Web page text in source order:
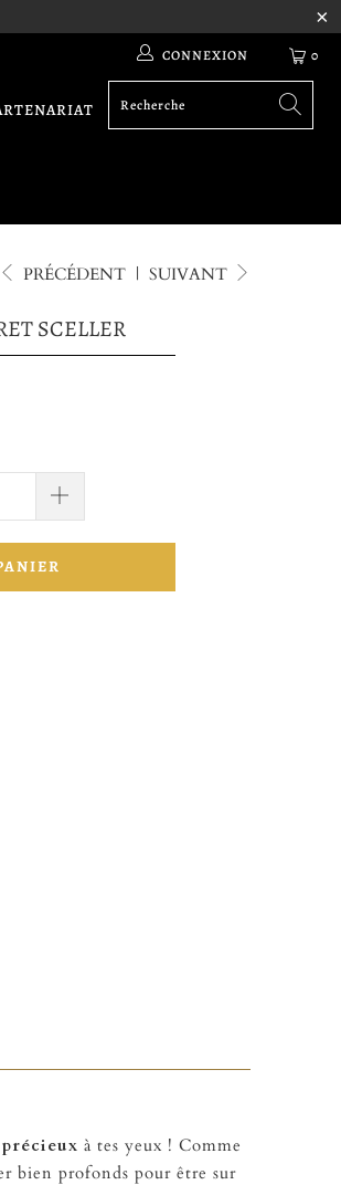
0
CONNEXION
PRÉCÉDENT | SUIVANT
SCELLER
à tes yeux ! Comme
bien profonds pour être sur